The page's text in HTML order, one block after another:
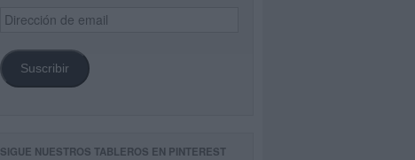
Dirección
de
Suscribir
SIGUE NUESTROS TABLEROS EN PINTEREST